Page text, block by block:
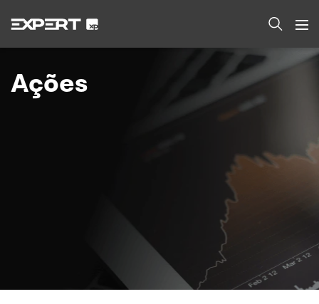
Ações
MOSTRAR TUDO